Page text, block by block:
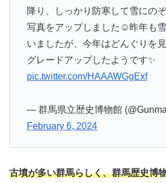
降り、しっかり防寒して雪にの
写真をアップしました☺️昨年も
いましたが、今年はどんぐりを
グレードアップしたようです✨
pic.twitter.com/HAAAWGgExf
— 群馬県立歴史博物館
February 6, 2024
古墳が多い群馬らしく、群馬歴史博